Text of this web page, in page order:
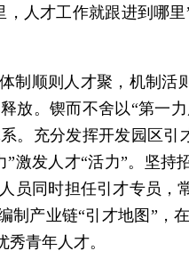
人才工作就跟进到哪
制顺则人才聚，机制活
放。锲而不舍以“第一
。充分发挥开发园区引
激发人才“活力”。坚持
员同时担任引才专员，
产业链“引才地图”，
青年人才。